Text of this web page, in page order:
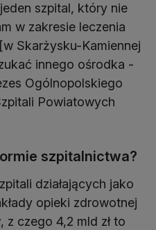
szpital, który nie
w zakresie leczenia
Skarżysku-Kamiennej
innego ośrodka -
Ogólnopolskiego
Powiatowych
szpitalnictwa?
działających jako
opieki zdrowotnej
z czego 4,2 mld zł to